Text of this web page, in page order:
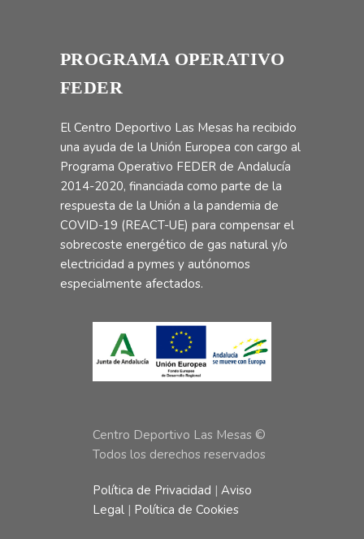
PROGRAMA OPERATIVO
FEDER
El Centro Deportivo Las Mesas ha recibido
una ayuda de la Unión Europea con cargo al
Programa Operativo FEDER de Andalucía
2014-2020, financiada como parte de la
respuesta de la Unión a la pandemia de
COVID-19 (REACT-UE) para compensar el
sobrecoste energético de gas natural y/o
electricidad a pymes y autónomos
especialmente afectados.
Centro Deportivo Las Mesas ©
Todos los derechos reservados
Política de Privacidad |Aviso
Legal | Política de Cookies